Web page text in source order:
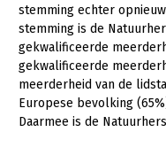
Dier
Biologische
Geitenhouderij
Kalverhouderij
Plant
Akkerbouw
Biologische
Multifunctionele
Multifunctioneel
Onderwerpen
stemming echter
stemming is de
gekwalificeerde
gekwalificeerde
meerderheid van de
Europese bevolking
Daarmee is de